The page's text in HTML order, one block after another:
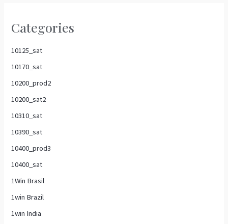
Categories
10125_sat
10170_sat
10200_prod2
10200_sat2
10310_sat
10390_sat
10400_prod3
10400_sat
1Win Brasil
1win Brazil
1win India